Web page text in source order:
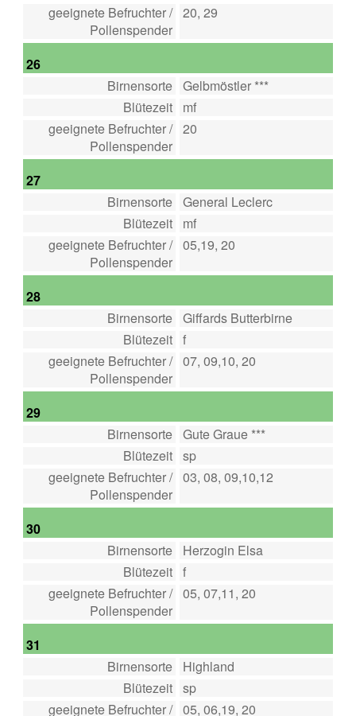
geeignete Befruchter /
Pollenspender
20, 29
26
Birnensorte Gelbmöstler ***
Blütezeit
mf
geeignete Befruchter /
Pollenspender
20
27
Birnensorte General Leclerc
Blütezeit
mf
geeignete Befruchter /
Pollenspender
05,19, 20
28
Birnensorte Giffards Butterbirne
Blütezeit f
geeignete Befruchter /
Pollenspender
07, 09,10, 20
29
Birnensorte Gute Graue ***
Blütezeit sp
geeignete Befruchter /
Pollenspender
03, 08, 09,10,12
30
Birnensorte
Herzogin Elsa
Blütezeit f
geeignete Befruchter /
Pollenspender
05, 07,11, 20
31
Birnensorte
Highland
Blütezeit sp
geeignete Befruchter / 05, 06,19, 20